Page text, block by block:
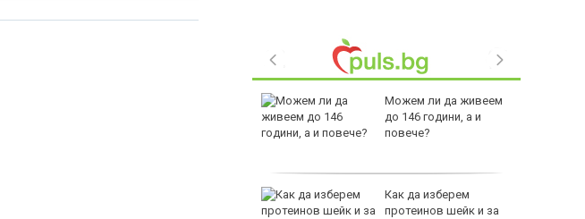
Можем ли да живеем
до 146 години, а и
повече?
Как да изберем
протеинов шейк и за